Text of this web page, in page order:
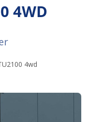
4WD
4wd